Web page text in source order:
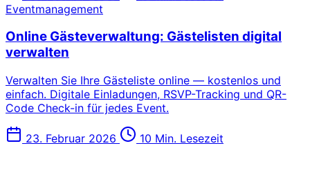
Eventmanagement
Online Gästeverwaltung: Gästelisten digital
verwalten
Verwalten Sie Ihre Gästeliste online — kostenlos und
einfach. Digitale Einladungen, RSVP-Tracking und QR-
Code Check-in für jedes Event.
23. Februar 2026 10 Min. Lesezeit